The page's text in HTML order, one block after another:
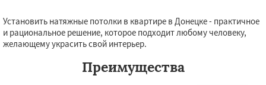
Установить натяжные потолки в квартире в Донецке - практичное
и рациональное решение, которое подходит любому человеку,
желающему украсить свой интерьер.
Преимущества
Даю согласие на обработку персональных данных